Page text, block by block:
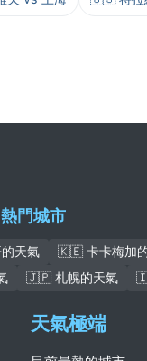
門城市
天氣 🇰🇪 卡卡梅加
🇯🇵 札幌的天氣
天氣極端